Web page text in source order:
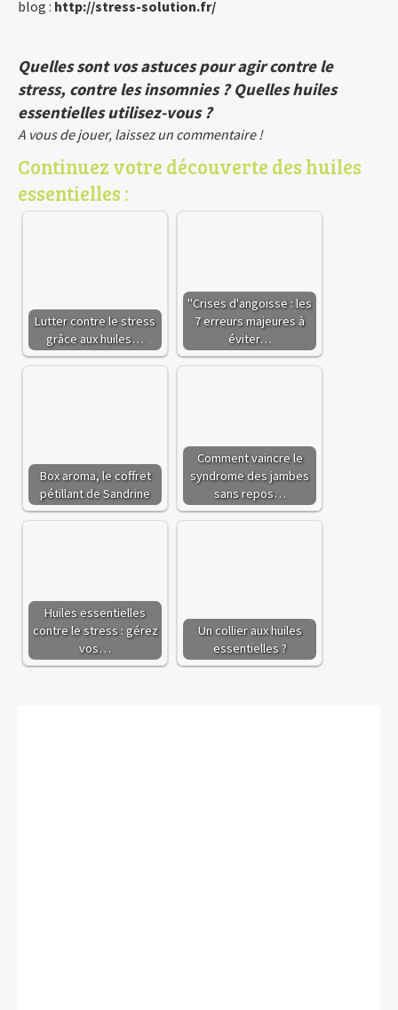
blog : http://stress-solution.fr/
Quelles sont vos astuces pour agir contre le
stress, contre les insomnies ? Quelles huiles
essentielles utilisez-vous ?
A vous de jouer, laissez un commentaire !
Continuez votre découverte des huiles
essentielles :
Lutter contre le stress
grâce aux huiles…
"Crises d'angoisse : les
7 erreurs majeures à
éviter…
Box aroma, le coffret
pétillant de Sandrine
Comment vaincre le
syndrome des jambes
sans repos…
Huiles essentielles
contre le stress : gérez
vos…
Un collier aux huiles
essentielles ?